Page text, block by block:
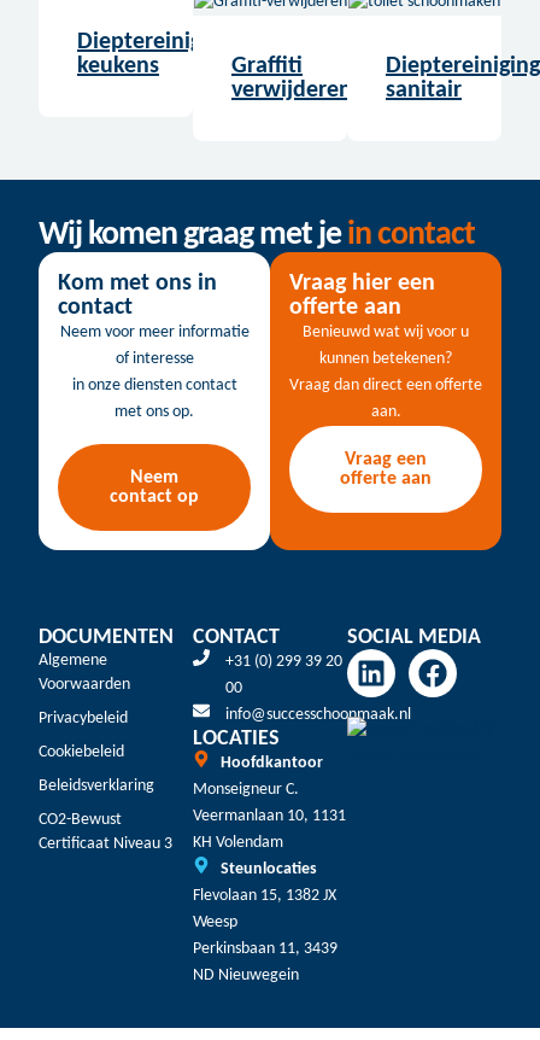
Dieptereiniging
keukens
Graffiti
verwijderen
Dieptereiniging
sanitair
Wij komen graag met jein contact
Kom met ons in
contact
Neem voor meer informatie
of interesse
in onze diensten contact
met ons op.
Neem
contact op
Vraag hier een
offerte aan
Benieuwd wat wij voor u
kunnen betekenen?
Vraag dan direct een offerte
aan.
Vraag een
offerte aan
DOCUMENTEN
Algemene
Voorwaarden
Privacybeleid
Cookiebeleid
Beleidsverklaring
CO2-Bewust
Certificaat Niveau 3
CONTACT
+31 (0) 299 39 20
00
info@successchoonmaak.nl
LOCATIES
Hoofdkantoor
Monseigneur C.
Veermanlaan 10, 1131
KH Volendam
Steunlocaties
Flevolaan 15, 1382 JX
Weesp
Perkinsbaan 11, 3439
ND Nieuwegein
SOCIAL MEDIA